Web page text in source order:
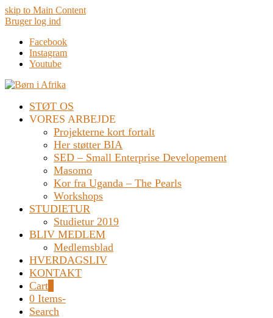
skip to Main Content
Bruger log ind
Facebook
Instagram
Youtube
STØT OS
VORES ARBEJDE
Projekterne kort fortalt
Her støtter BIA
SED – Small Enterprise Developement
Masomo
Kor fra Uganda – The Pearls
Workshops
STUDIETUR
Studietur 2019
BLIV MEDLEM
Medlemsblad
HVERDAGSLIV
KONTAKT
Cart
0 Items-
Search